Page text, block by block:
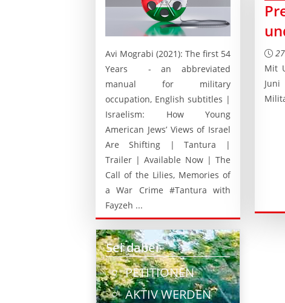
Avi Mograbi (2021): The first 54
Years - an abbreviated
manual for military
occupation, English subtitles |
Israelism: How Young
American Jews’ Views of Israel
Are Shifting | Tantura |
Trailer | Available Now | The
Call of the Lilies, Memories of
a War Crime #Tantura with
Fayzeh ...
Sei dabei
PETITIONEN
AKTIV WERDEN
Mit